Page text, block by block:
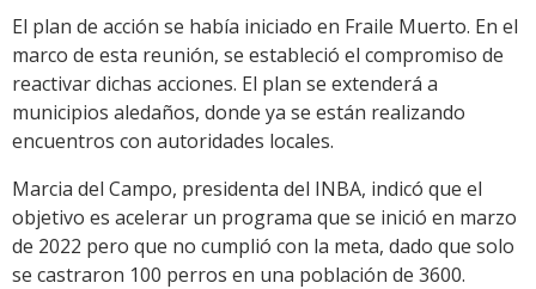
El plan de acción se había iniciado en Fraile Muerto. En el
marco de esta reunión, se estableció el compromiso de
reactivar dichas acciones. El plan se extenderá a
municipios aledaños, donde ya se están realizando
encuentros con autoridades locales.
Marcia del Campo, presidenta del INBA, indicó que el
objetivo es acelerar un programa que se inició en marzo
de 2022 pero que no cumplió con la meta, dado que solo
se castraron 100 perros en una población de 3600.